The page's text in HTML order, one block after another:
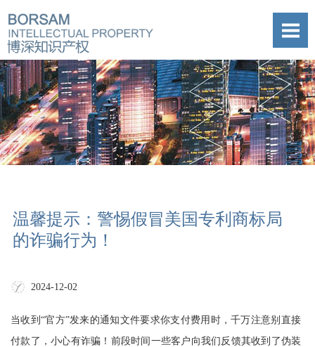
温馨提示：警惕假冒美国专利商标局
的诈骗行为！
2024-12-02
当收到“官方”发来的通知文件要求你支付费用时，千万注意别直接
付款了，小心有诈骗！前段时间一些客户向我们反馈其收到了伪装